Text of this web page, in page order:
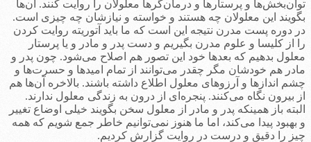
توان‌بخش‌ها و پرستارها و درمان‌گرها معلولان را روایت کنند. آن‌ها
بگویند این معلولان چه هستند و خواسته و نیازشان چه چیزی است.
در دوره پست مدرن نتیجه این است که ما باید آتوریته روایت کردن
را از کلیسا و علوم مدرن بگیریم و دست پدر و مادر و یا پرستار
معلول بدهیم که بعدها خود این تصور هم اصلاح می‌شود. چون پدر و
مادر هم خودشان مگر چقدر می‌توانند از تمام امیدها و حسرت‌ها و
چشم اندازها و آرزوهای معلول اطلاع داشته باشند. بالاخره آن‌ها هم
از بیرون نگاه می‌کنند. پنجره‌ای از درون به زندگی معلول ندارند.
البته باز همینکه پدر و مادر از معلول سخن بگویند خیلی اوضاع تغییر
و بهبود پیدا می‌کند، اما ما هنوز نمی‌توانیم خاطر جمع شویم که همه
چیز را دقیق و درست در روایت گزارش کردیم.